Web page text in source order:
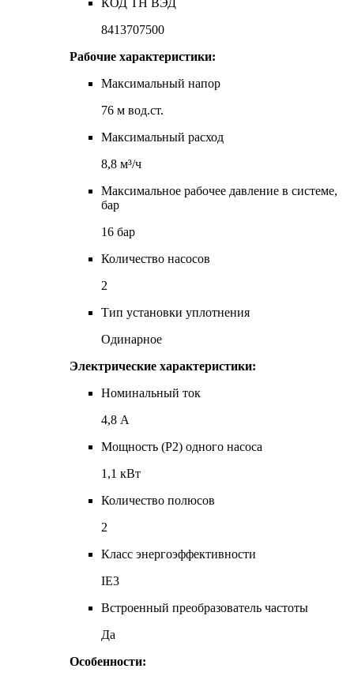
8413707500
Рабочие характеристики:
Максимальный напор
76 м вод.ст.
Максимальный расход
8,8 м³/ч
Максимальное рабочее давление в системе,
бар
16 бар
Количество насосов
2
Тип установки уплотнения
Одинарное
Электрические характеристики:
Номинальный ток
4,8 А
Мощность (P2) одного насоса
1,1 кВт
Количество полюсов
2
Класс энергоэффективности
IE3
Встроенный преобразователь частоты
Да
Особенности: